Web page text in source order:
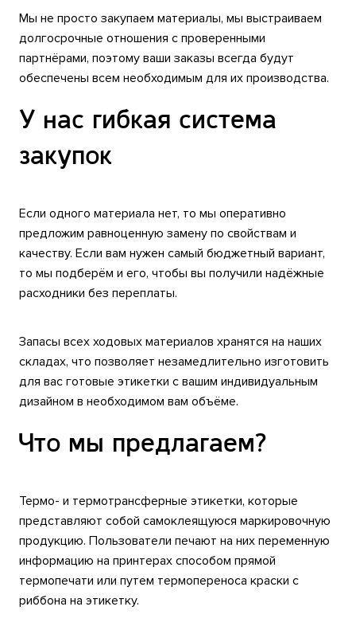
Мы не просто закупаем материалы, мы выстраиваем
долгосрочные отношения с проверенными
партнёрами, поэтому ваши заказы всегда будут
обеспечены всем необходимым для их производства.
У нас гибкая система
закупок
Если одного материала нет, то мы оперативно
предложим равноценную замену по свойствам и
качеству. Если вам нужен самый бюджетный вариант,
то мы подберём и его, чтобы вы получили надёжные
расходники без переплаты.
Запасы всех ходовых материалов хранятся на наших
складах, что позволяет незамедлительно изготовить
для вас готовые этикетки с вашим индивидуальным
дизайном в необходимом вам объёме.
Что мы предлагаем?
Термо- и термотрансферные этикетки, которые
представляют собой самоклеящуюся маркировочную
продукцию. Пользователи печают на них переменную
информацию на принтерах способом прямой
термопечати или путем термопереноса краски с
риббона на этикетку.